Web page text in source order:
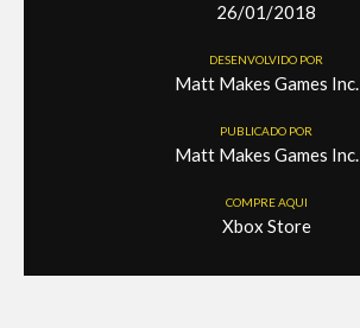
26/01/2018
DESENVOLVIDO POR
Matt Makes Games Inc.
PUBLICADO POR
Matt Makes Games Inc.
COMPRE AQUI
Xbox Store